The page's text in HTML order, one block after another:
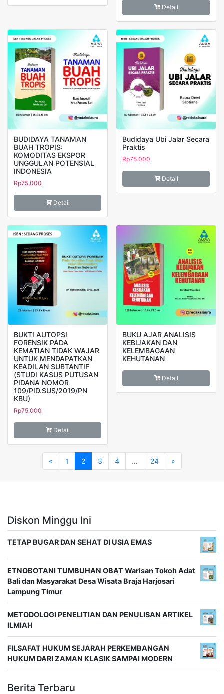
Detail
BUDIDAYA TANAMAN
BUAH TROPIS:
KOMODITAS EKSPOR
UNGGULAN POTENSIAL
INDONESIA
Rp75.000
Detail
Budidaya Ubi Jalar Secara
Praktis
Rp75.000
Detail
BUKTI AUTOPSI
FORENSIK PADA
KEMATIAN TIDAK WAJAR
UNTUK MENDAPATKAN
KEADILAN SUBTANTIF
(STUDI KASUS PUTUSAN
PIDANA NOMOR
109/PID.SUS/2019/PN
KBU)
Rp75.000
Detail
BUKU AJAR ANALISIS
KEBIJAKAN DAN
KELEMBAGAAN
KEHUTANAN
Detail
« 1 2 3 4 … 24 »
Diskon Minggu Ini
TETAP BUGAR DAN SEHAT DI USIA EMAS
ETNOBOTANI TUMBUHAN OBAT Warisan Tokoh Adat
Bali dan Masyarakat Desa Wisata Braja Harjosari
Lampung Timur
METODOLOGI PENELITIAN DAN PENULISAN ARTIKEL
ILMIAH
FILSAFAT HUKUM SEJARAH PERKEMBANGAN
HUKUM DARI ZAMAN KLASIK SAMPAI MODERN
Berita Terbaru